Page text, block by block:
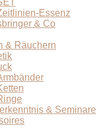
Essenz
& Co
& Räuchern
& Seminare